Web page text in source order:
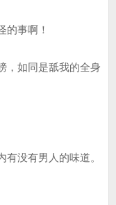
的事啊！
，如同是舐我的全身
没有男人的味道。